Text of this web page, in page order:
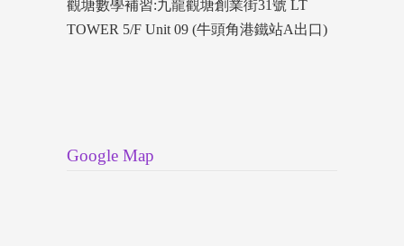
觀塘數學補習:九龍觀塘創業街31號 LT
TOWER 5/F Unit 09 (牛頭角港鐵站A出口)
Google Map